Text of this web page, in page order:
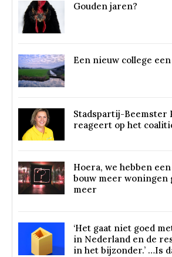
Gouden jaren?
Een nieuw college
Stadspartij-Beemster
reageert op het
Hoera, we hebben
bouw meer woningen
meer
‘Het gaat niet goed
in Nederland en de
in het bijzonder.’ …Is